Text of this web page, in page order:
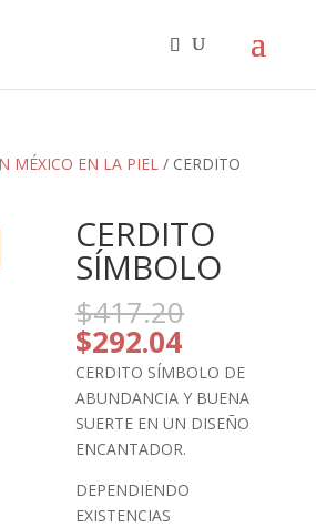
MÉXICO EN LA PIEL/ CERDITO
CERDITO
SÍMBOLO
$417.20
original
era:
$417.20.
$292.04El
precio
actual
es:
$292.04.
CERDITO SÍMBOLO DE
ABUNDANCIA Y BUENA
SUERTE EN UN DISEÑO
ENCANTADOR.
DEPENDIENDO
EXISTENCIAS